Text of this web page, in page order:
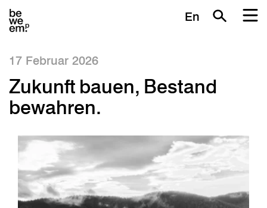
En
17 Februar 2026
Zukunft bauen, Bestand
bewahren.